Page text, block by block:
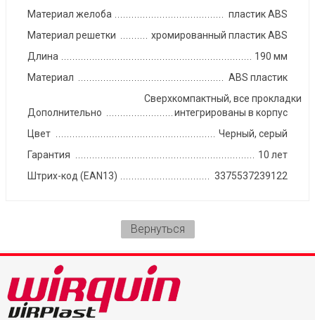
Материал желоба
пластик ABS
Материал решетки
хромированный пластик ABS
Длина
190 мм
Материал
ABS пластик
Дополнительно
Сверхкомпактный, все прокладки
интегрированы в корпус
Цвет
Черный, серый
Гарантия
10 лет
Штрих-код (EAN13)
3375537239122
Вернуться